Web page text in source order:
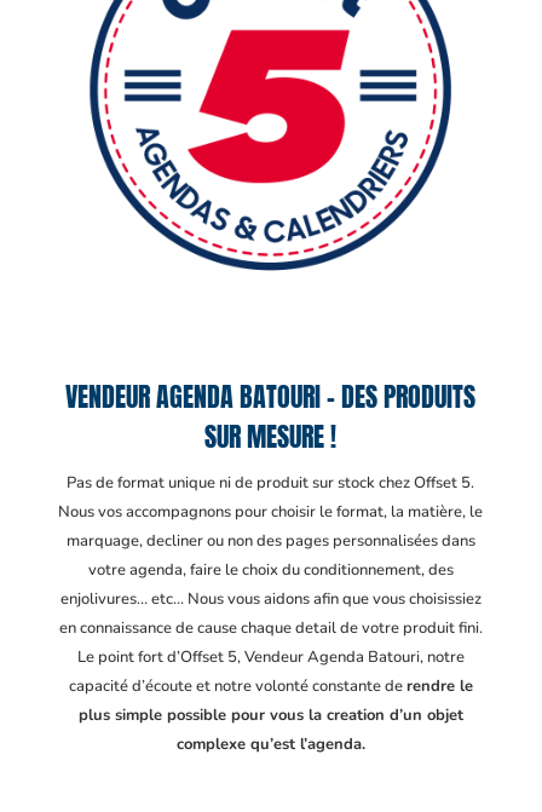
VENDEUR AGENDA BATOURI – DES PRODUITS
SUR MESURE !
Pas de format unique ni de produit sur stock chez Offset 5.
Nous vos accompagnons pour choisir le format, la matière, le
marquage, decliner ou non des pages personnalisées dans
votre agenda, faire le choix du conditionnement, des
enjolivures… etc… Nous vous aidons afin que vous choisissiez
en connaissance de cause chaque detail de votre produit fini.
Le point fort d’Offset 5, Vendeur Agenda Batouri, notre
capacité d’écoute et notre volonté constante derendre le
plus simple possible pour vous la creation d’un objet
complexe qu’est l’agenda.